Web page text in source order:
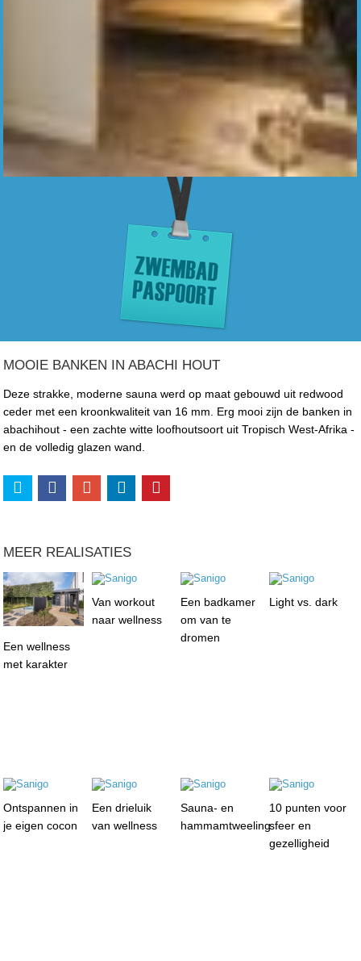
MOOIE BANKEN IN ABACHI HOUT
Deze strakke, moderne sauna werd op maat gebouwd uit redwood
ceder met een kroonkwaliteit van 16 mm. Erg mooi zijn de banken in
abachihout - een zachte witte loofhoutsoort uit Tropisch West-Afrika -
en de volledig glazen wand.
MEER REALISATIES
Een wellness
met karakter
Van workout
naar wellness
Een badkamer
om van te
dromen
Light vs. dark
Ontspannen in
je eigen cocon
Een drieluik
van wellness
Sauna- en
hammamtweeling
10 punten voor
sfeer en
gezelligheid